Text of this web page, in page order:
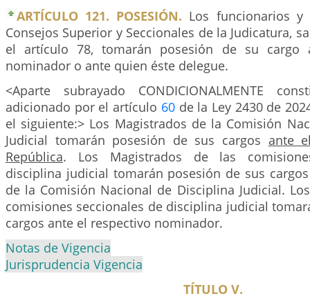
ARTÍCULO 121. POSESIÓN. Los funcionarios
Consejos Superior y Seccionales de la Judicatura,
el artículo 78, tomarán posesión de su cargo
nominador o ante quien éste delegue.
<Aparte subrayado CONDICIONALMENTE
adicionado por el artículo 60de la Ley 2430 de
el siguiente:> Los Magistrados de la Comisión
Judicial tomarán posesión de sus cargos ante
República. Los Magistrados de las
disciplina judicial tomarán posesión de sus
de la Comisión Nacional de Disciplina Judicial.
comisiones seccionales de disciplina judicial
cargos ante el respectivo nominador.
Notas de Vigencia
Jurisprudencia Vigencia
TÍTULO V.